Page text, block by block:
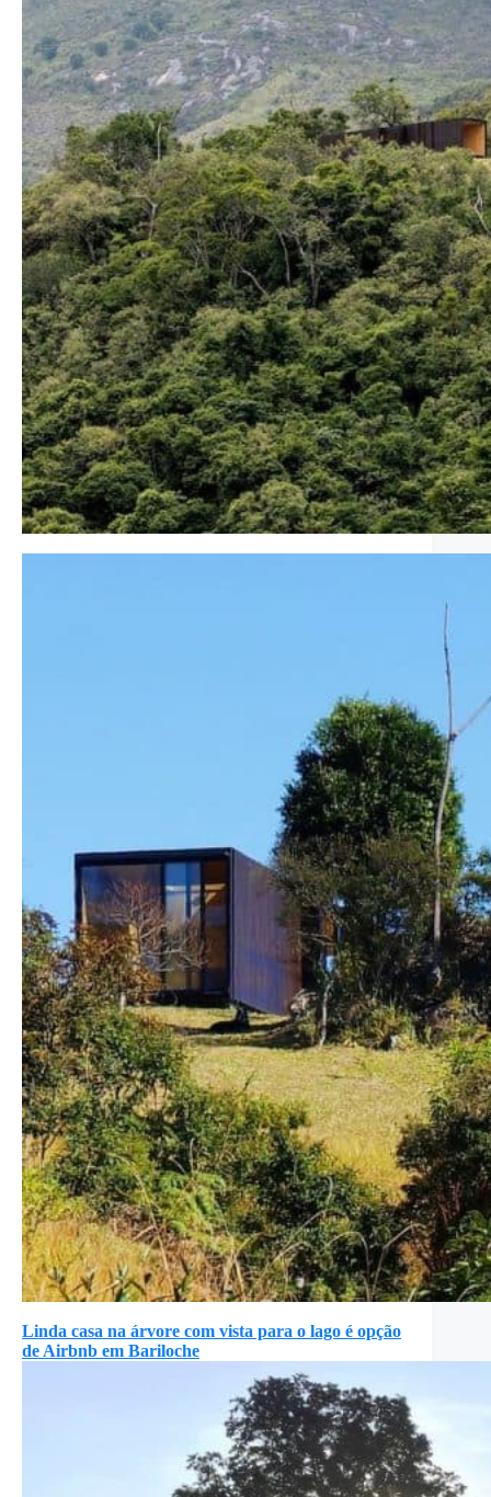
Linda casa na árvore com vista para o lago é opção
de Airbnb em Bariloche